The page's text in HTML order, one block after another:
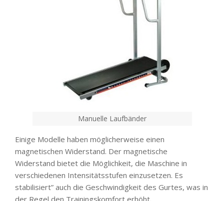
Manuelle Laufbänder
Einige Modelle haben möglicherweise einen
magnetischen Widerstand. Der magnetische
Widerstand bietet die Möglichkeit, die Maschine in
verschiedenen Intensitätsstufen einzusetzen. Es
stabilisiert” auch die Geschwindigkeit des Gurtes, was in
der Regel den Trainingskomfort erhöht.